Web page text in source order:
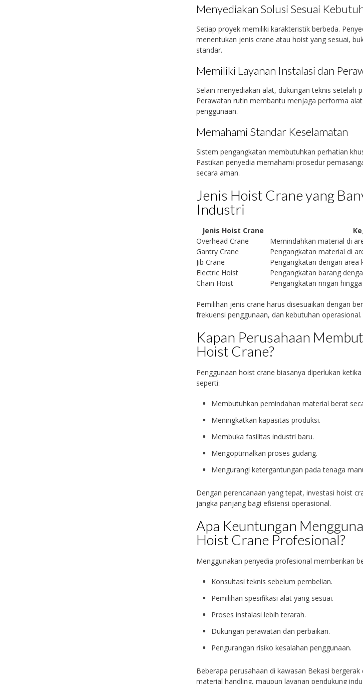
Menyediakan Solusi Sesuai
Setiap proyek memiliki karakteristik berbeda.
menentukan jenis crane atau hoist yang sesuai,
standar.
Memiliki Layanan Instalasi dan
Selain menyediakan alat, dukungan teknis setelah
Perawatan rutin membantu menjaga performa
penggunaan.
Memahami Standar Keselamatan
Sistem pengangkatan membutuhkan perhatian
Pastikan penyedia memahami prosedur
secara aman.
Jenis Hoist Crane yang
Industri
Jenis Hoist Crane
Overhead Crane
Memindahkan material di
Gantry Crane
Pengangkatan material di
Jib Crane
Pengangkatan dengan area
Electric Hoist
Pengangkatan barang
Chain Hoist
Pengangkatan ringan
Pemilihan jenis crane harus disesuaikan dengan
frekuensi penggunaan, dan kebutuhan operasional.
Kapan Perusahaan
Hoist Crane?
Penggunaan hoist crane biasanya diperlukan
seperti:
Membutuhkan pemindahan material berat
Meningkatkan kapasitas produksi.
Membuka fasilitas industri baru.
Mengoptimalkan proses gudang.
Mengurangi ketergantungan pada tenaga
Dengan perencanaan yang tepat, investasi hoist
jangka panjang bagi efisiensi operasional.
Apa Keuntungan
Hoist Crane Profesional?
Menggunakan penyedia profesional memberikan
Konsultasi teknis sebelum pembelian.
Pemilihan spesifikasi alat yang sesuai.
Proses instalasi lebih terarah.
Dukungan perawatan dan perbaikan.
Pengurangan risiko kesalahan penggunaan.
Beberapa perusahaan di kawasan Bekasi
material handling, maupun layanan pendukung